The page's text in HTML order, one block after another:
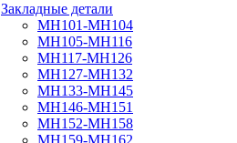
Закладные детали
МН101-МН104
МН105-МН116
МН117-МН126
МН127-МН132
МН133-МН145
МН146-МН151
МН152-МН158
МН159-МН162